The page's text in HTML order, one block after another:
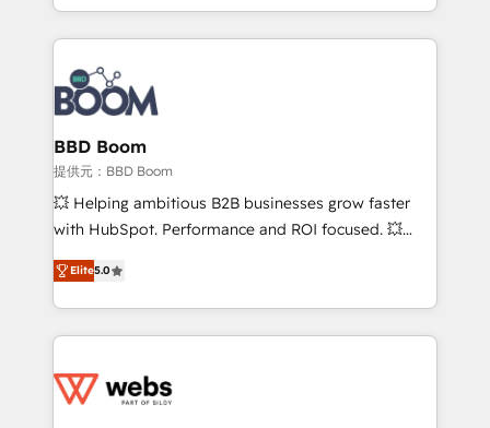
emailing) Informations clés : - 10 ans d'expérience -
100+ intégrations CRM HubSpot réussies - 40
experts conseil - 150 certifications HubSpot
cumulées
enterprise-grade campaigns, our in-house team
builds scalable strategies that drive long-term
revenue. ⚙️ HubSpot Integration & Optimization •
Seamless CRM, CMS, and automation setup •
Complex platform migrations and data cleanups •
Custom APIs and third-party integrations 📈 End-to-
End Revenue Acceleration • Lifecycle marketing and
pipeline growth programs • Sales enablement tools
and CRM optimization • Retention strategies with
Execution • 750+ onboardings and 2,000+
implementations • Deep expertise across marketing,
BBD Boom
提供元：BBD Boom
💥 Helping ambitious B2B businesses grow faster
with HubSpot. Performance and ROI focused. 💥
BBD Boom is the HubSpot partner that can help you
to HubSpot Better. We work with your teams to
solve all your HubSpot challenges and improve user
adoption, sales process and marketing results.
the first time 🔧 Designing and optimising your
Elite5.0